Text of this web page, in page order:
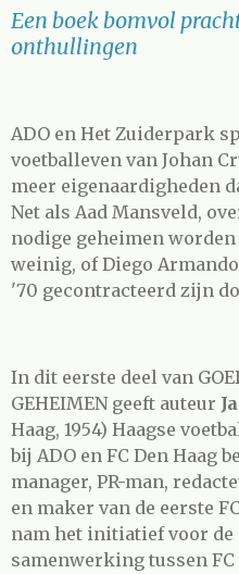
Een boek bomvol
onthullingen
ADO en Het Zuiderpark
voetballeven van Johan
meer eigenaardigheden
Net als Aad Mansveld,
nodige geheimen
weinig, of Diego
'70 gecontracteerd zijn
In dit eerste deel van
GEHEIMENgeeft auteur
Haag, 1954) Haagse
bij ADO en FC Den Haag
manager, PR-man,
en maker van de eerste
nam het initiatief voor de
samenwerking tussen FC